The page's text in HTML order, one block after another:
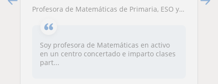
Profesora de Matemáticas de Primaria, ESO y Bachillerato Ciencias Sociales
Soy profesora de Matemáticas en activo
en un centro concertado e imparto clases
part...